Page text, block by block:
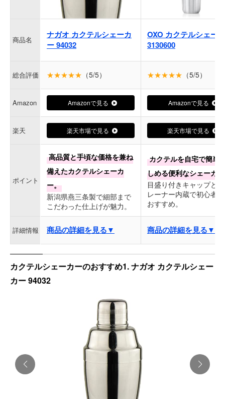
商品名
ナガオ カクテルシェーカ
ー 94032
OXO カクテルシェー
3130600
総合評価 ★★★★★ （5/5） ★★★★★ （5/5）
Amazon Amazonで見る Amazonで見る
楽天 楽天市場で見る 楽天市場で見る
ポイント
高品質と手頃な価格を兼ね
備えたカクテルシェーカ
ー。
新潟県燕三条製で細部まで
こだわった仕上げが魅力。
カクテルを自宅で簡単
しめる便利なシェーカ
目盛り付きキャップと
レーナー内蔵で初心者
おすすめ。
詳細情報 商品の詳細を見る▼ 商品の詳細を見る▼
カクテルシェーカーのおすすめ1. ナガオ カクテルシェー
カー 94032